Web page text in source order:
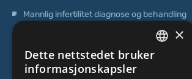
Mannlig infertilitet diagnose og behandling
Genetisk testing
Poliklinisk senter
LATVIAN
×
Dette nettstedet bruker
informasjonskapsler